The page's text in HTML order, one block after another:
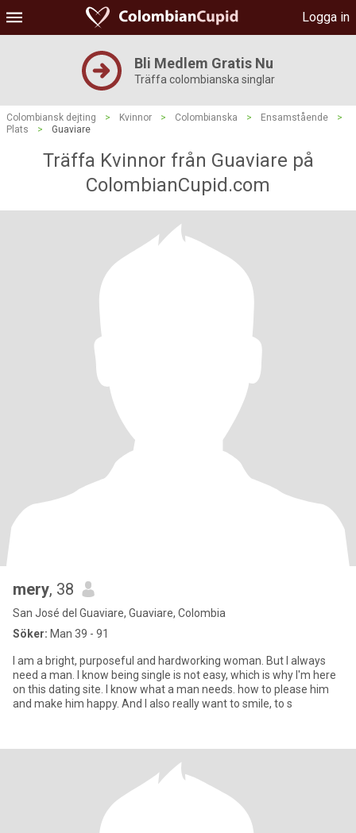
Logga in
Bli Medlem Gratis Nu
Träffa colombianska singlar
Colombiansk dejting > Kvinnor > Colombianska > Ensamstående
>
Plats
> Guaviare
Träffa Kvinnor från Guaviare på
ColombianCupid.com
mery, 38
San José del Guaviare, Guaviare, Colombia
Söker: Man 39 - 91
I am a bright, purposeful and hardworking woman. But I always
need a man. I know being single is not easy, which is why I'm here
on this dating site. I know what a man needs. how to please him
and make him happy. And I also really want to smile, to s